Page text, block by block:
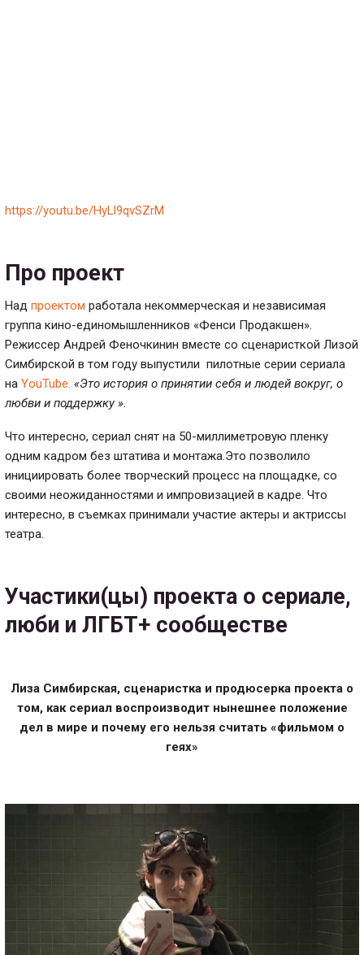
https://youtu.be/HyLl9qvSZrM
Про проект
Над проектом работала некоммерческая и независимая
группа кино-единомышленников «Фенси Продакшен».
Режиссер Андрей Феночкинин вместе со сценаристкой Лизой
Симбирской в том году выпустили пилотные серии сериала
на YouTubе. «Это история о принятии себя и людей вокруг, о
любви и поддержку ».
Что интересно, сериал снят на 50-миллиметровую пленку
одним кадром без штатива и монтажа.Это позволило
инициировать более творческий процесс на площадке, со
своими неожиданностями и импровизацией в кадре. Что
интересно, в съемках принимали участие актеры и актриссы
театра.
Участики(цы) проекта о сериале,
люби и ЛГБТ+ сообществе
Лиза Симбирская, сценаристка и продюсерка проекта о
том, как сериал воспроизводит нынешнее положение
дел в мире и почему его нельзя считать «фильмом о
геях»